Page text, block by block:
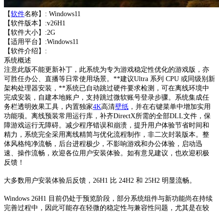
【软件名称】: Windows11
【软件版本】:v26H1
【软件大小】:2G
【适用平台】:Windows11
【软件介绍】:
系统概述
注意此版不能更新补丁，此系统为专为游戏稳定性优化的游戏版，亦
可胜任办公、直播等日常使用场景。**建议Ultra 系列 CPU 或同级别新
架构处理器安装，**系统已自动跳过硬件要求检测，可在离线环境中
完成安装，自建本地账户，支持跳过微软账号登录步骤。系统集成任
务栏透明效果工具，内置独家4K高清壁纸 ，并在右键菜单中增加实用
功能项。离线预装常用运行库，补齐DirectX所需的全部DLL文件，保
障游戏运行无障碍。减少程序错误和崩溃，提升用户体验节省时间和
精力，系统完全采用离线精简与优化流程制作，非二次封装版本。整
体风格纯净流畅，后台进程极少，不影响游戏和办公体验，启动迅
速、操作流畅，欢迎各位用户安装体验。如有意见建议，也欢迎积极
反馈！
大多数用户安装体验后反馈，26H1 比 24H2 和 25H2 明显流畅。
Windows 26H1 目前仍处于预览阶段，部分系统组件与新功能尚在持续
完善过程中，因此可能存在轻微的稳定性与兼容性问题，尤其是在较